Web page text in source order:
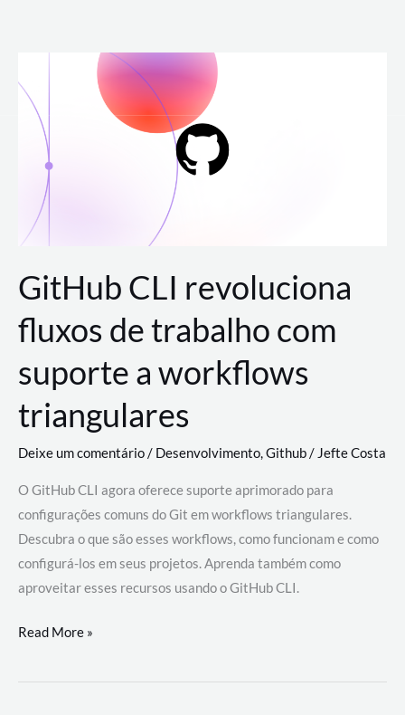
para
conteúdo
GitHub CLI revoluciona
fluxos de trabalho com
suporte a workflows
triangulares
Deixe um comentário/ Desenvolvimento,Github/ Jefte Costa
O GitHub CLI agora oferece suporte aprimorado para
configurações comuns do Git em workflows triangulares.
Descubra o que são esses workflows, como funcionam e como
configurá-los em seus projetos. Aprenda também como
aproveitar esses recursos usando o GitHub CLI.
GitHub
revoluciona
Read More »